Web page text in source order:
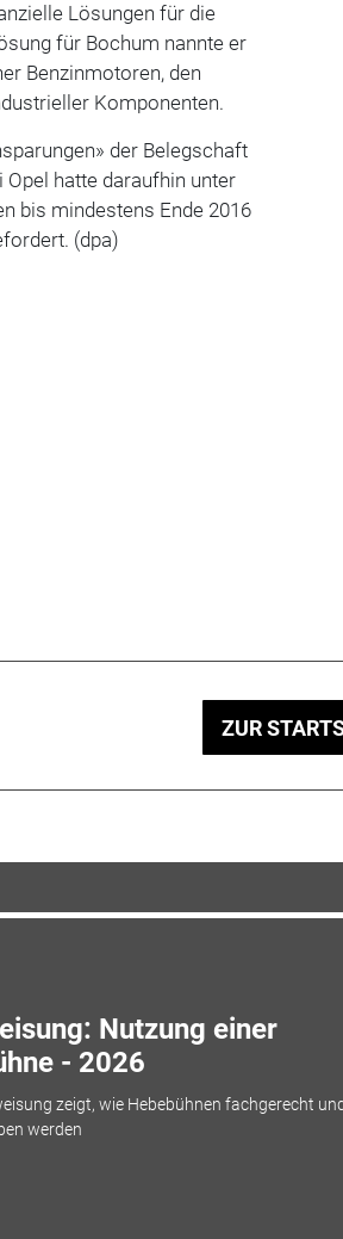
Lösungen für die
für Bochum nannte er
Benzinmotoren, den
Komponenten.
der Belegschaft
hatte daraufhin unter
bis mindestens Ende 2016
(dpa)
ZUR
Nutzung einer
- 2026
zeigt, wie Hebebühnen fachgerecht
werden